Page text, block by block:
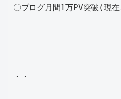
〇ブログ月間1万PV突破(現
・・